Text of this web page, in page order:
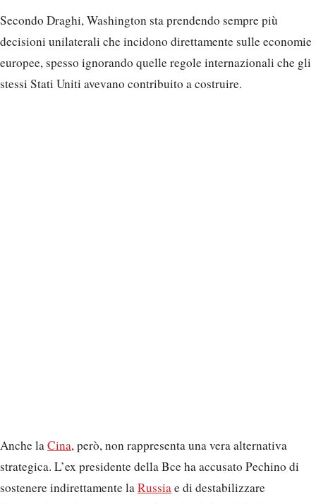
Secondo Draghi, Washington sta prendendo sempre più
decisioni unilaterali che incidono direttamente sulle economie
europee, spesso ignorando quelle regole internazionali che gli
stessi Stati Uniti avevano contribuito a costruire.
Anche laCina, però, non rappresenta una vera alternativa
strategica. L’ex presidente della Bce ha accusato Pechino di
sostenere indirettamente laRussiae di destabilizzare